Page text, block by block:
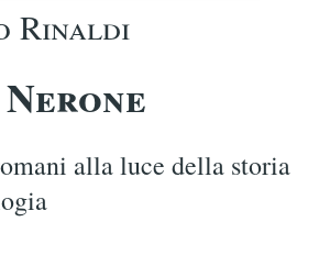
Rinaldi
alla luce della storia